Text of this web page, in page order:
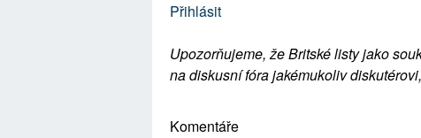
Přihlásit
Upozorňujeme, že Britské listy jako
na diskusní fóra jakémukoliv
Komentáře